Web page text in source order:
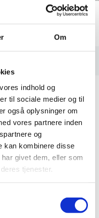
Om
indhold og
til sociale medier og til
også oplysninger om
vores partnere inden
og
kan kombinere disse
givet dem, eller som
tjenester.
Låg
med
de er
opbevare snittede